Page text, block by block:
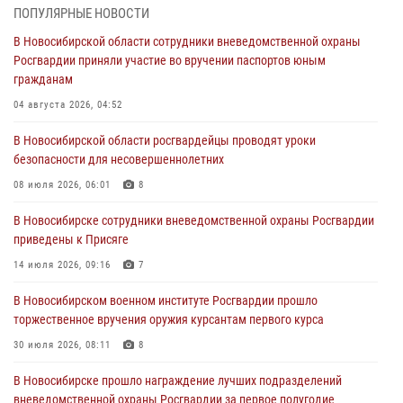
При силовой поддержке бойцов ОМОН и СОБР Росгвардии
пресечена деятельность группы лиц, причастных к мошенничеству
в сфере страхования
В Новосибирске сотрудниками вневедомственной охраны
Росгвардии задержан гражданин, находящийся в розыске
В Новосибирске военнослужащие отряда спецназа «Ермак»
Росгвардии провели занятия по беспарашютному десантированию
В Новосибирске военнослужащие Росгвардии почтили память детей
– жертв войны в Донбассе
ПОПУЛЯРНЫЕ НОВОСТИ
В Новосибирской области сотрудники вневедомственной охраны
Росгвардии приняли участие во вручении паспортов юным
гражданам
04 августа 2026, 04:52
В Новосибирской области росгвардейцы проводят уроки
безопасности для несовершеннолетних
08 июля 2026, 06:01 8
В Новосибирске сотрудники вневедомственной охраны Росгвардии
приведены к Присяге
14 июля 2026, 09:16 7
В Новосибирском военном институте Росгвардии прошло
торжественное вручения оружия курсантам первого курса
30 июля 2026, 08:11 8
В Новосибирске прошло награждение лучших подразделений
вневедомственной охраны Росгвардии за первое полугодие